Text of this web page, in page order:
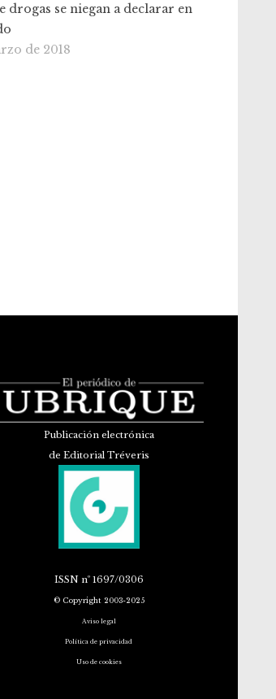
drogas se niegan a declarar en
de 2018
Publicación electrónica
de Editorial Tréveris
ISSNnº 1697/0306
© Copyright 2003-2025
Aviso legal
Política de privacidad
Uso de cookies